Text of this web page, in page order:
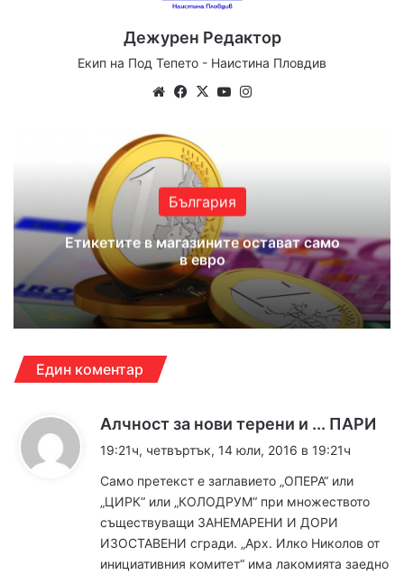
Дежурен Редактор
Екип на Под Тепето - Наистина Пловдив
We
te
Fa
ok
X
Yo
България
Етикетите в магазините остават само
в евро
Един коментар
Алчност за нови терени и ... ПАРИ
19:21ч, четвъртък, 14 юли, 2016 в 19:21ч
Само претекст е заглавието „ОПЕРА“ или
„ЦИРК“ или „КОЛОДРУМ“ при множеството
съществуващи ЗАНЕМАРЕНИ И ДОРИ
ИЗОСТАВЕНИ сгради. „Арх. Илко Николов от
инициативния комитет“ има лакомията заедно